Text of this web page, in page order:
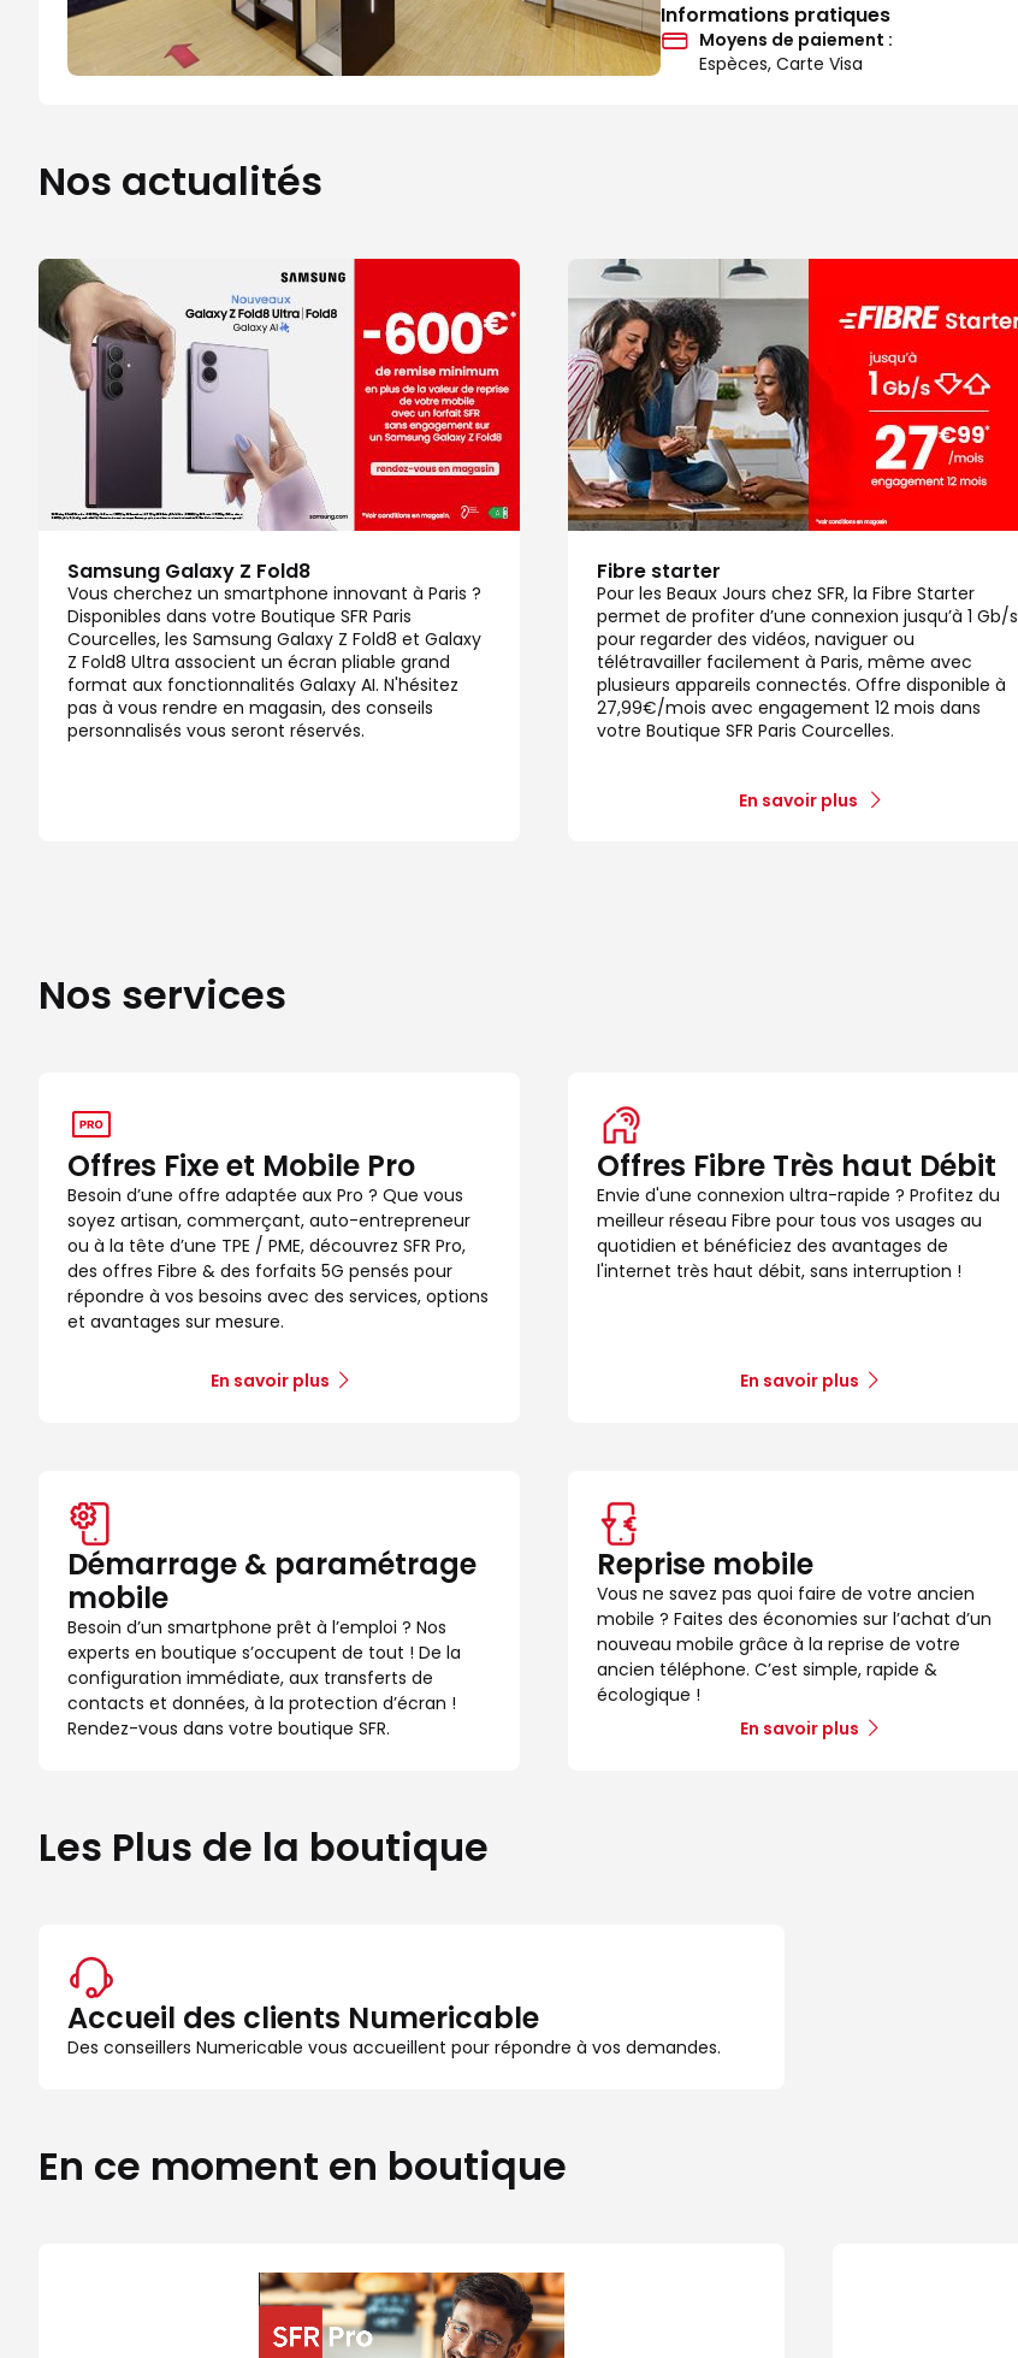
Informations pratiques
Moyens de paiement :
Espèces, Carte Visa
Nos actualités
Samsung Galaxy Z Fold8
Vous cherchez un smartphone innovant à Paris ?
Disponibles dans votre Boutique SFR Paris
Courcelles, les Samsung Galaxy Z Fold8 et Galaxy
Z Fold8 Ultra associent un écran pliable grand
format aux fonctionnalités Galaxy AI. N'hésitez
pas à vous rendre en magasin, des conseils
personnalisés vous seront réservés.
Fibre starter
Pour les Beaux Jours chez SFR, la Fibre Starter
permet de profiter d’une connexion jusqu’à 1 Gb/s
pour regarder des vidéos, naviguer ou
télétravailler facilement à Paris, même avec
plusieurs appareils connectés. Offre disponible à
27,99€/mois avec engagement 12 mois dans
votre Boutique SFR Paris Courcelles.
En savoir plus
Nos services
Offres Fixe et Mobile Pro
Besoin d’une offre adaptée aux Pro ? Que vous
soyez artisan, commerçant, auto-entrepreneur
ou à la tête d’une TPE / PME, découvrez SFR Pro,
des offres Fibre & des forfaits 5G pensés pour
répondre à vos besoins avec des services, options
et avantages sur mesure.
En savoir plus
Offres Fibre Très haut Débit
Envie d'une connexion ultra-rapide ? Profitez du
meilleur réseau Fibre pour tous vos usages au
quotidien et bénéficiez des avantages de
l'internet très haut débit, sans interruption !
En savoir plus
Démarrage & paramétrage
mobile
Besoin d’un smartphone prêt à l’emploi ? Nos
experts en boutique s’occupent de tout ! De la
configuration immédiate, aux transferts de
contacts et données, à la protection d’écran !
Rendez-vous dans votre boutique SFR.
Reprise mobile
Vous ne savez pas quoi faire de votre ancien
mobile ? Faites des économies sur l’achat d’un
nouveau mobile grâce à la reprise de votre
ancien téléphone. C’est simple, rapide &
écologique !
En savoir plus
Les Plus de la boutique
Accueil des clients Numericable
Des conseillers Numericable vous accueillent pour répondre à vos demandes.
En ce moment en boutique